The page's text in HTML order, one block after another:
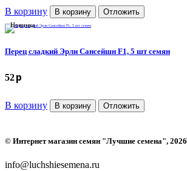
В корзину В корзину Отложить
Новинка
Перец сладкий Эрли Сансейшн F1, 5 шт семян
52p
В корзину В корзину Отложить
© Интернет магазин семян "Лучшие семена", 2026
info@luchshiesemena.ru